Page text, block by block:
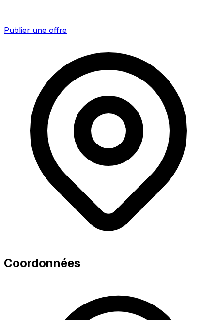
Publier une offre
Coordonnées